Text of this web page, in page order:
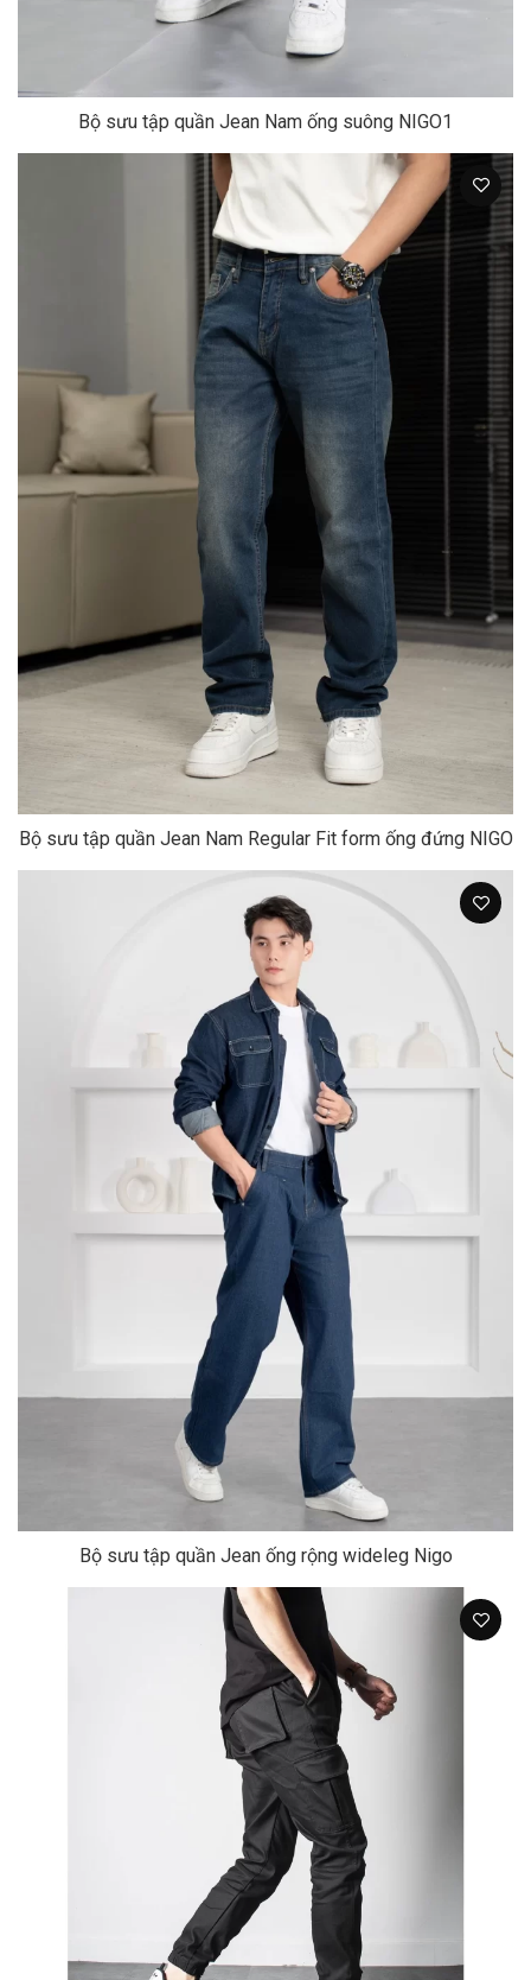
Bộ sưu tập quần Jean Nam ống suông NIGO1
Bộ sưu tập quần Jean Nam Regular Fit form ống đứng NIGO
Bộ sưu tập quần Jean ống rộng wideleg Nigo